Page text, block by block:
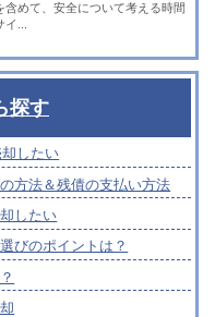
含めて、安全について考える時間
...
探す
したい
方法＆残債の支払い方法
したい
びのポイントは？